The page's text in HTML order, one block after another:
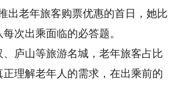
老年旅客购票优惠的首日，她比
次出乘面临的必答题。
庐山等旅游名城，老年旅客占比
理解老年人的需求，在出乘前的